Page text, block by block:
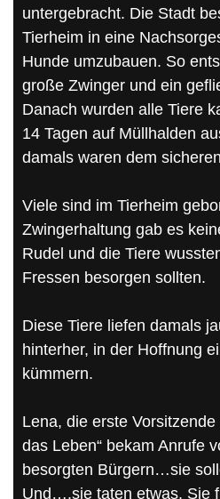
untergebracht. Die Stadt
Tierheim in eine
Hunde umzubauen. So
große Zwinger und ein
Danach wurden alle Tiere
14 Tagen auf Müllhalden
damals waren dem
Viele sind im Tierheim
Zwingerhaltung gab es
Rudel und die Tiere
Fressen besorgen sollten.
Diese Tiere liefen damals
hinterher, in der Hoffnung
kümmern.
Lena, die erste Vorsitzende
das Leben“ bekam Anrufe
besorgten Bürgern…sie
Und….sie taten etwas. Sie